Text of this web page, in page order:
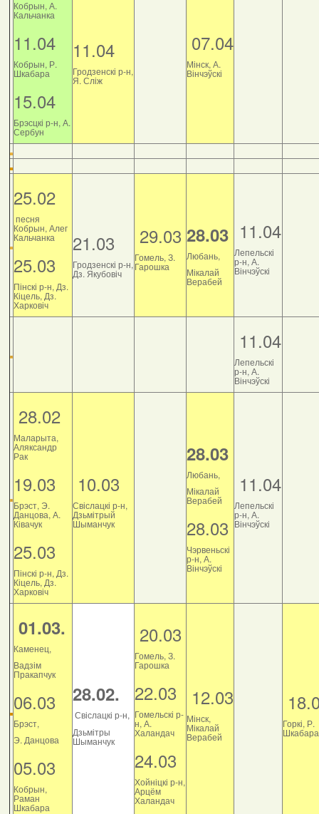
Кобрын, А.
Кальчанка
11.04
Кобрын, Р.
Шкабара
15.04
Брэсцкі р-н, А.
Сербун
11.04
Гродзенскі р-н,
Я. Сліж
07.04
Мінск, А.
Вінчэўскі
25.02
песня
Кобрын, Алег
Кальчанка
25.03
Пінскі р-н, Дз.
Кіцель, Дз.
Харковіч
21.03
Гродзенскі р-н,
Дз. Якубовіч
29.03
Гомель, З.
Гарошка
28.03
Любань,
Мікалай
Верабей
11.04
Лепельскі
р-н, А.
Вінчэўскі
11.04
Лепельскі
р-н, А.
Вінчэўскі
28.02
Маларыта,
Аляксандр
Рак
19.03
Брэст, Э.
Данцова, А.
Ківачук
25.03
Пінскі р-н, Дз.
Кіцель, Дз.
Харковіч
10.03
Свіслацкі р-н,
Дзьмітрый
Шыманчук
28.03
Любань,
Мікалай
Верабей
28.03
Чэрвеньскі
р-н, А.
Вінчэўскі
11.04
Лепельскі
р-н, А.
Вінчэўскі
01.03.
Каменец,
Вадзім
Пракапчук
06.03
Брэст,
Э. Данцова
05.03
Кобрын,
Раман
Шкабара
28.02.
Свіслацкі р-н,
Дзьмітры
Шыманчук
20.03
Гомель, З.
Гарошка
22.03
Гомельскі р-
н, А.
Халандач
24.03
Хойніцкі р-н,
Арцём
Халандач
12.03
Мінск,
Мікалай
Верабей
Горкі, Р.
Шкабара